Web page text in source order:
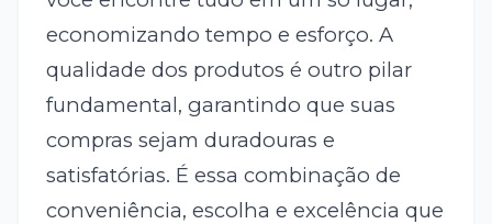
economizando tempo e esforço. A
qualidade dos produtos é outro pilar
fundamental, garantindo que suas
compras sejam duradouras e
satisfatórias. É essa combinação de
conveniência, escolha e excelência que